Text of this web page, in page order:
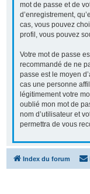
mot de passe et de
d’enregistrement,
cas, vous pouvez
profil, vous pouvez
Votre mot de passe
recommandé de ne
passe est le moyen
cas une personne
légitimement votre
oublié mon mot de
nom d’utilisateur et
permettra de vous
Index du forum